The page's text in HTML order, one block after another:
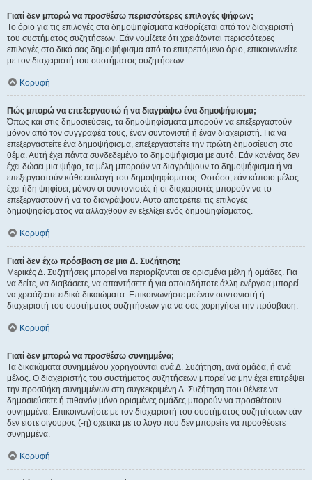
Γιατί δεν μπορώ να προσθέσω περισσότερες επιλογές ψήφων;
Το όριο για τις επιλογές στα δημοψηφίσματα καθορίζεται από τον διαχειριστή
του συστήματος συζητήσεων. Εάν νομίζετε ότι χρειάζονται περισσότερες
επιλογές στο δικό σας δημοψήφισμα από το επιτρεπόμενο όριο, επικοινωνείτε
με τον διαχειριστή του συστήματος συζητήσεων.
Κορυφή
Πώς μπορώ να επεξεργαστώ ή να διαγράψω ένα δημοψήφισμα;
Όπως και στις δημοσιεύσεις, τα δημοψηφίσματα μπορούν να επεξεργαστούν
μόνον από τον συγγραφέα τους, έναν συντονιστή ή έναν διαχειριστή. Για να
επεξεργαστείτε ένα δημοψήφισμα, επεξεργαστείτε την πρώτη δημοσίευση στο
θέμα. Αυτή έχει πάντα συνδεδεμένο το δημοψήφισμα με αυτό. Εάν κανένας δεν
έχει δώσει μια ψήφο, τα μέλη μπορούν να διαγράψουν το δημοψήφισμα ή να
επεξεργαστούν κάθε επιλογή του δημοψηφίσματος. Ωστόσο, εάν κάποιο μέλος
έχει ήδη ψηφίσει, μόνον οι συντονιστές ή οι διαχειριστές μπορούν να το
επεξεργαστούν ή να το διαγράψουν. Αυτό αποτρέπει τις επιλογές
δημοψηφίσματος να αλλαχθούν εν εξελίξει ενός δημοψηφίσματος.
Κορυφή
Γιατί δεν έχω πρόσβαση σε μια Δ. Συζήτηση;
Μερικές Δ. Συζητήσεις μπορεί να περιορίζονται σε ορισμένα μέλη ή ομάδες. Για
να δείτε, να διαβάσετε, να απαντήσετε ή για οποιαδήποτε άλλη ενέργεια μπορεί
να χρειάζεστε ειδικά δικαιώματα. Επικοινωνήστε με έναν συντονιστή ή
διαχειριστή του συστήματος συζητήσεων για να σας χορηγήσει την πρόσβαση.
Κορυφή
Γιατί δεν μπορώ να προσθέσω συνημμένα;
Τα δικαιώματα συνημμένου χορηγούνται ανά Δ. Συζήτηση, ανά ομάδα, ή ανά
μέλος. Ο διαχειριστής του συστήματος συζητήσεων μπορεί να μην έχει επιτρέψει
την προσθήκη συνημμένων στη συγκεκριμένη Δ. Συζήτηση που θέλετε να
δημοσιεύσετε ή πιθανόν μόνο ορισμένες ομάδες μπορούν να προσθέτουν
συνημμένα. Επικοινωνήστε με τον διαχειριστή του συστήματος συζητήσεων εάν
δεν είστε σίγουρος (-η) σχετικά με το λόγο που δεν μπορείτε να προσθέσετε
συνημμένα.
Κορυφή